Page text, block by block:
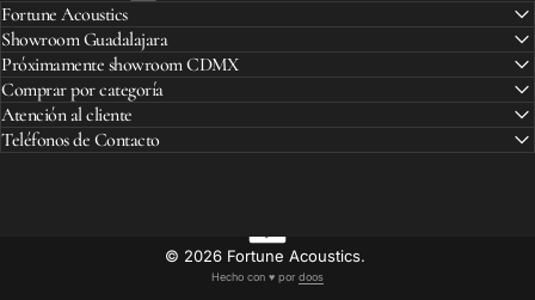
Fortune Acoustics
Showroom Guadalajara
Próximamente showroom CDMX
Comprar por categoría
Atención al cliente
Teléfonos de Contacto
© 2026 Fortune Acoustics.
Hecho con ♥︎ por doos